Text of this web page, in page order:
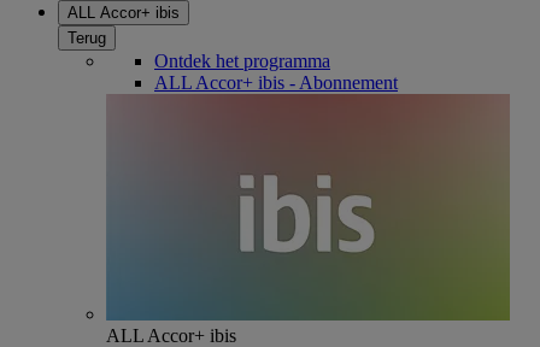
ALL Accor+ ibis
Terug
Ontdek het programma
ALL Accor+ ibis - Abonnement
ALL Accor+ ibis